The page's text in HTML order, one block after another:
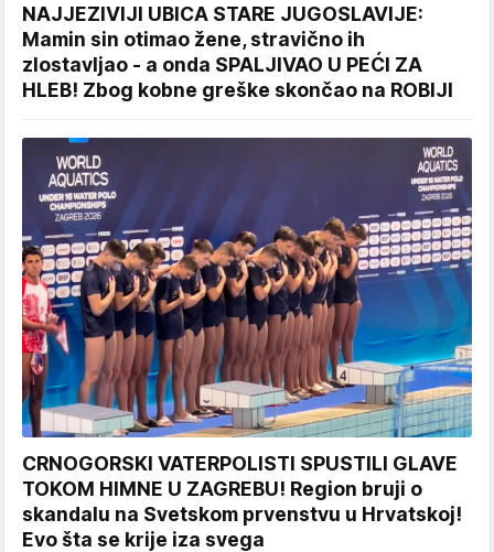
NAJJEZIVIJI UBICA STARE JUGOSLAVIJE:
Mamin sin otimao žene, stravično ih
zlostavljao - a onda SPALJIVAO U PEĆI ZA
HLEB! Zbog kobne greške skončao na ROBIJI
CRNOGORSKI VATERPOLISTI SPUSTILI GLAVE
TOKOM HIMNE U ZAGREBU! Region bruji o
skandalu na Svetskom prvenstvu u Hrvatskoj!
Evo šta se krije iza svega